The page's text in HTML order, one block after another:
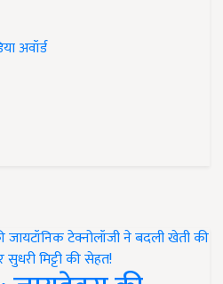
अवॉर्ड